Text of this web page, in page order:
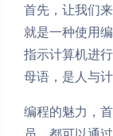
首先，让我们
就是一种使用
指示计算机进
母语，是人与
编程的魅力，